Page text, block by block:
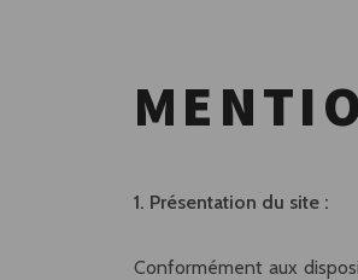
1. Présentation du site :
Conformément aux